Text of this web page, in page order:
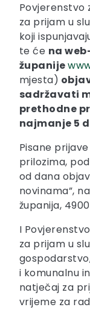
Povjerenstvo
za prijam u
koji
te će na
županije
mjesta)
sadržavati
prethodne
najmanje 5
Pisane
prilozima,
od dana
novinama”,
županija,
I
za prijam u
i komunalnu
natječaj za
vrijeme za